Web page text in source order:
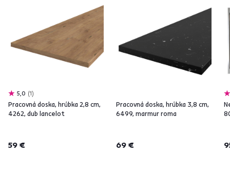
5,0 1
Pracovná doska, hrúbka 2,8 cm,
4262, dub lancelot
59 €
Pracovná doska, hrúbka 3,8 cm,
6499, marmur roma
69 €